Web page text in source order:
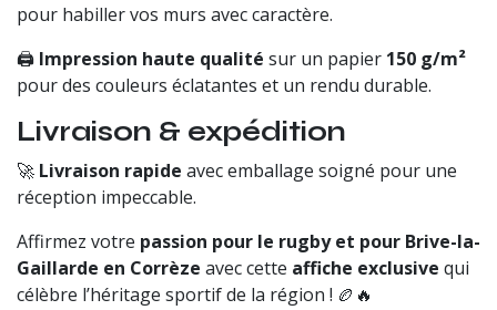
pour habiller vos murs avec caractère.
🖨 Impression haute qualité sur un papier 150 g/m²
pour des couleurs éclatantes et un rendu durable.
Livraison & expédition
🚀 Livraison rapide avec emballage soigné pour une
réception impeccable.
Affirmez votre passion pour le rugby et pour Brive-la-
Gaillarde en Corrèze avec cette affiche exclusive qui
célèbre l’héritage sportif de la région ! 🏉🔥